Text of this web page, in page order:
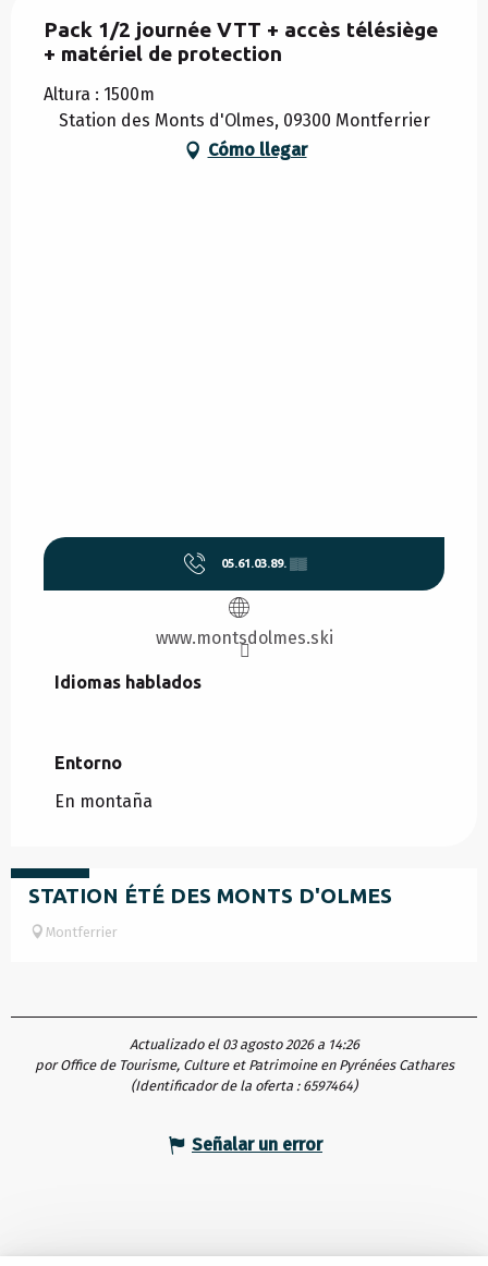
Pack 1/2 journée VTT + accès télésiège
+ matériel de protection
Altura : 1500m
Station des Monts d'Olmes, 09300 Montferrier
Cómo llegar
05.61.03.89. ▒▒
www.montsdolmes.ski
Idiomas hablados
Idiomas hablados
Entorno
Entorno
En montaña
STATION ÉTÉ DES MONTS D'OLMES
Montferrier
Actualizado el 03 agosto 2026 a 14:26
por Office de Tourisme, Culture et Patrimoine en Pyrénées Cathares
(Identificador de la oferta : 6597464)
Señalar un error